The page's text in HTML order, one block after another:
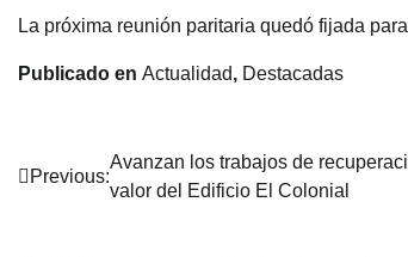
La próxima reunión paritaria quedó fijada
Publicado en Actualidad, Destacadas
Navegación
Previous:
Avanzan los trabajos de
valor del Edificio El Colonial